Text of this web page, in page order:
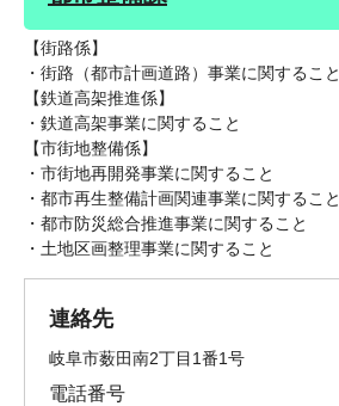
【街路係】
・街路（都市計画道路）事業に関すること
【鉄道高架推進係】
・鉄道高架事業に関すること
【市街地整備係】
・市街地再開発事業に関すること
・都市再生整備計画関連事業に関すること
・都市防災総合推進事業に関すること
・土地区画整理事業に関すること
連絡先
岐阜市薮田南2丁目1番1号
電話番号